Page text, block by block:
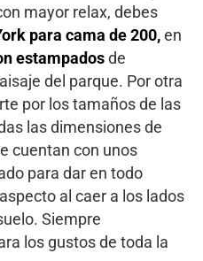
mayor relax, debes
para cama de 200, en
estampados de
del parque. Por otra
por los tamaños de las
las dimensiones de
cuentan con unos
para dar en todo
al caer a los lados
Siempre
los gustos de toda la